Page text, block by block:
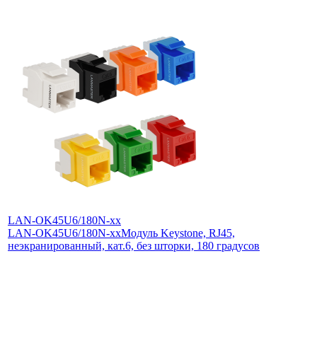
LAN-OK45U6/180N-xx
LAN-OK45U6/180N-xxМодуль Keystone, RJ45,
неэкранированный, кат.6, без шторки, 180 градусов